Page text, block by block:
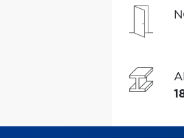
vasque,